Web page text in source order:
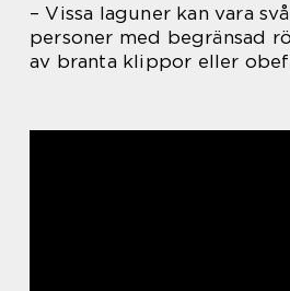
– Vissa laguner kan vara
personer med begränsad
av branta klippor eller